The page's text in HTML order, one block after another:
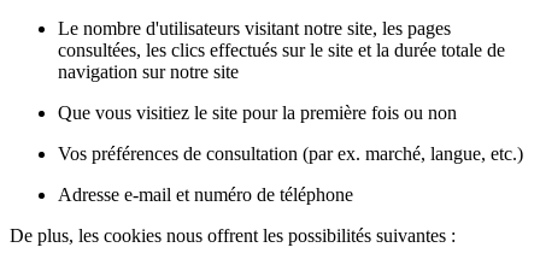
Le nombre d'utilisateurs visitant notre site, les pages
consultées, les clics effectués sur le site et la durée totale de
navigation sur notre site
Que vous visitiez le site pour la première fois ou non
Vos préférences de consultation (par ex. marché, langue, etc.)
Adresse e-mail et numéro de téléphone
De plus, les cookies nous offrent les possibilités suivantes :